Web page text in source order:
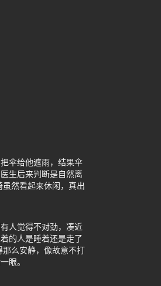
伞给他遮雨，结果伞
生后来判断是自然离
然看起来休闲，真出
人觉得不对劲，凑近
的人是睡着还是走了
么安静，像故意不打
眼。